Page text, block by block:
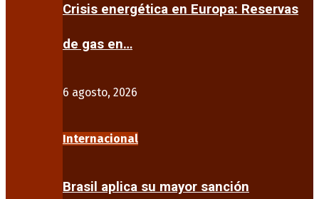
Crisis energética en Europa: Reservas
de gas en…
6 agosto, 2026
Internacional
Brasil aplica su mayor sanción